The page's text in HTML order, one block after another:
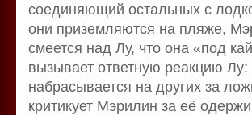
соединяющий остальных с
они приземляются на пляже,
смеется над Лу, что она «под
вызывает ответную реакцию Лу:
набрасывается на других за
критикует Мэрилин за её